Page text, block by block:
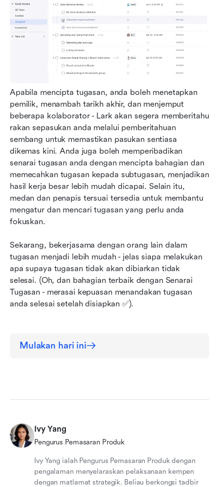
Apabila mencipta tugasan, anda boleh menetapkan
pemilik, menambah tarikh akhir, dan menjemput
beberapa kolaborator - Lark akan segera memberitahu
rakan sepasukan anda melalui pemberitahuan
sembang untuk memastikan pasukan sentiasa
dikemas kini. Anda juga boleh memperibadikan
senarai tugasan anda dengan mencipta bahagian dan
memecahkan tugasan kepada subtugasan, menjadikan
hasil kerja besar lebih mudah dicapai. Selain itu,
medan dan penapis tersuai tersedia untuk membantu
mengatur dan mencari tugasan yang perlu anda
fokuskan.
Sekarang, bekerjasama dengan orang lain dalam
tugasan menjadi lebih mudah - jelas siapa melakukan
apa supaya tugasan tidak akan dibiarkan tidak
selesai. (Oh, dan bahagian terbaik dengan Senarai
Tugasan - merasai kepuasan menandakan tugasan
anda selesai setelah disiapkan ✅).
Mulakan hari ini
Ivy Yang
Pengurus Pemasaran Produk
Ivy Yang ialah Pengurus Pemasaran Produk dengan
pengalaman menyelaraskan pelaksanaan kempen
dengan matlamat strategik. Beliau berkongsi tadbir